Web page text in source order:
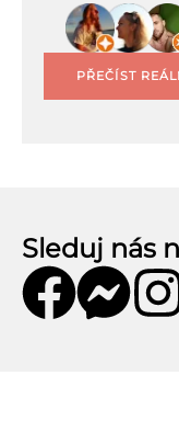
PŘEČÍST
Sleduj nás